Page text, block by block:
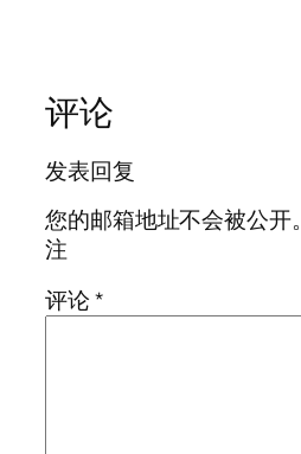
评论
发表回复
您的邮箱地址不会被公开。
注
评论*